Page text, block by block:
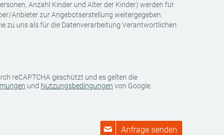
Anzahl Kinder und Alter der Kinder) werden für
Anbieter zur Angebotserstellung weitergegeben.
zu uns als für die Datenverarbeitung Verantwortlichen
reCAPTCHA geschützt und es gelten die
und Nutzungsbedingungen von Google.
Anfrage senden